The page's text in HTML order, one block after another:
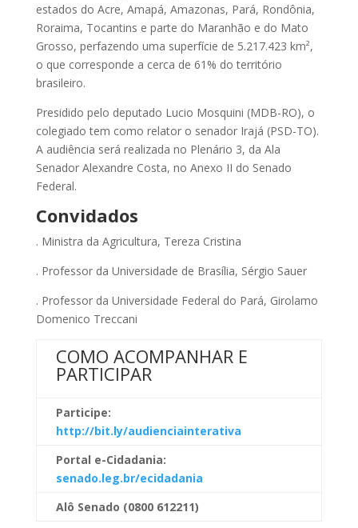
estados do Acre, Amapá, Amazonas, Pará, Rondônia,
Roraima, Tocantins e parte do Maranhão e do Mato
Grosso, perfazendo uma superfície de 5.217.423 km²,
o que corresponde a cerca de 61% do território
brasileiro.
Presidido pelo deputado Lucio Mosquini (MDB-RO), o
colegiado tem como relator o senador Irajá (PSD-TO).
A audiência será realizada no Plenário 3, da Ala
Senador Alexandre Costa, no Anexo II do Senado
Federal.
Convidados
. Ministra da Agricultura, Tereza Cristina
. Professor da Universidade de Brasília, Sérgio Sauer
. Professor da Universidade Federal do Pará, Girolamo
Domenico Treccani
COMO ACOMPANHAR E
PARTICIPAR
Participe:
http://bit.ly/audienciainterativa
Portal e-Cidadania:
senado.leg.br/ecidadania
Alô Senado (0800 612211)